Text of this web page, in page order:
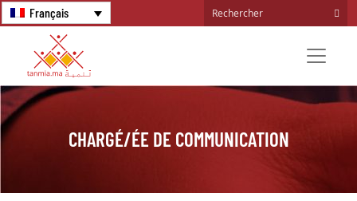
Français
CHARGÉ/ÉE DE COMMUNICATION